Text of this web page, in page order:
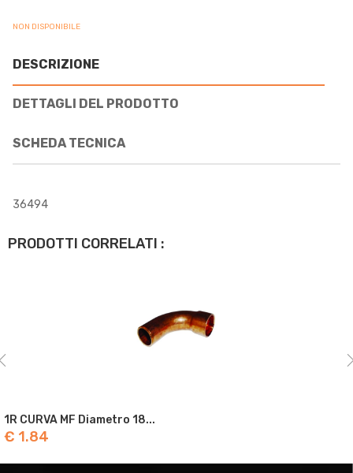
NON DISPONIBILE
DESCRIZIONE
DETTAGLI DEL PRODOTTO
SCHEDA TECNICA
36494
PRODOTTI CORRELATI :
1R CURVA MF Diametro 18...
€ 1.84